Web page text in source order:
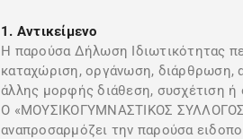
1. Αντικείμενο
Η παρούσα Δήλωση Ιδιωτικότητας
καταχώριση, οργάνωση, διάρθρωση,
άλλης μορφής διάθεση, συσχέτιση
Ο «ΜΟΥΣΙΚΟΓΥΜΝΑΣΤΙΚΟΣ ΣΥΛΛΟΓΟΣ
αναπροσαρμόζει την παρούσα